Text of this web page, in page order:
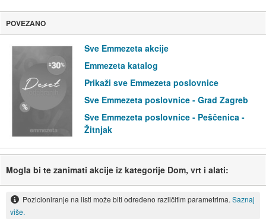
POVEZANO
Sve Emmezeta akcije
Emmezeta katalog
Prikaži sve Emmezeta poslovnice
Sve Emmezeta poslovnice - Grad Zagreb
Sve Emmezeta poslovnice - Peščenica -
Žitnjak
Mogla bi te zanimati akcije iz kategorije Dom, vrt i alati:
Pozicioniranje na listi može biti određeno različitim parametrima. Saznaj
više.